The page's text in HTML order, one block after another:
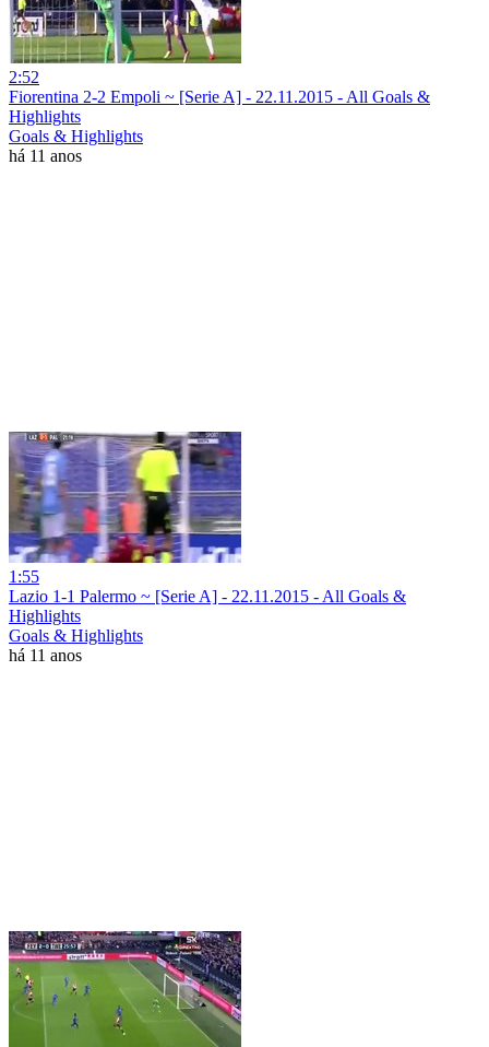
2:52
Fiorentina 2-2 Empoli ~ [Serie A] - 22.11.2015 - All Goals &
Highlights
Goals & Highlights
há 11 anos
1:55
Lazio 1-1 Palermo ~ [Serie A] - 22.11.2015 - All Goals &
Highlights
Goals & Highlights
há 11 anos